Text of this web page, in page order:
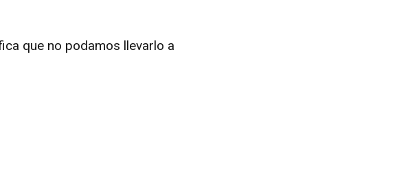
que no podamos llevarlo a